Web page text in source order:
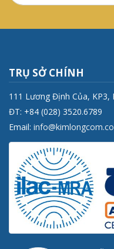
TRỤ SỞ CHÍNH
111 Lương Định Của, KP3,
ĐT: +84 (028) 3520.6789
Email: